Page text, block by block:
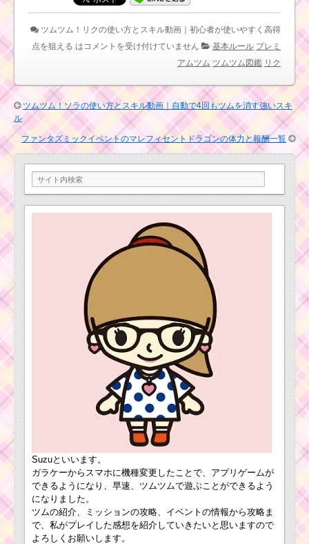
チ
ル
ナ
ル動画｜ボムを巻き込
ツムツム！三銃士グー
フィーの使い方とスキ
ル動画 高得点を出すコ
ツ
クター！アーロ
の基礎情報とス
キル画像･高得点
をだすには？
ャレンジ！野獣・ロマ
ンス野獣・ガストンで
高得点を取るには？
ー！サプライズエルサ
の基礎情報とスキル画
像･高得点をだすには？
ー！プリンの基礎情報
とスキル画像･高得点を
ツムツム！ジョ
ーカーグーフィ
ーの使い方とス
キル動画 高得点
を出すコツ
リボンを付けたツム
で1プレイ200万点を稼
ぐミッションを攻略す
るツム
ツムツムの経験値
（EXP）の稼ぎ方・計
算方法・稼ぎやすいツ
ム
ツムツムのイベント
でもらったマジカルタ
イムチケットはどう使
うの？
ツムツム！チューバ
ッカの使い方とスキル
動画 高得点を出すコツ
ツムツム！ブル
ーフェアリーの
使い方とスキル
ツムツム！リクの使い方とスキル動画｜初心者が使いやすく高得
点を狙える は コメントを受け付けていません 基本ルール プレミ
アムツム ツムツム図鑑 リク
ツムツム！ソラの使い方とスキル動画｜自動で4回もツムを消す強いスキ
ル
ファンタズミックイベントのマレフィセントドラゴンの体力と報酬一覧
Suzuといいます。
ガラケーからスマホに機種変更したことで、アプリゲームが
できるようになり、早速、ツムツムで遊ぶことができるよう
になりました。
ツムの紹介、ミッションの攻略、イベントの情報から攻略ま
で、私がプレイした感想を紹介していきたいと思いますので
よろしくお願いします。